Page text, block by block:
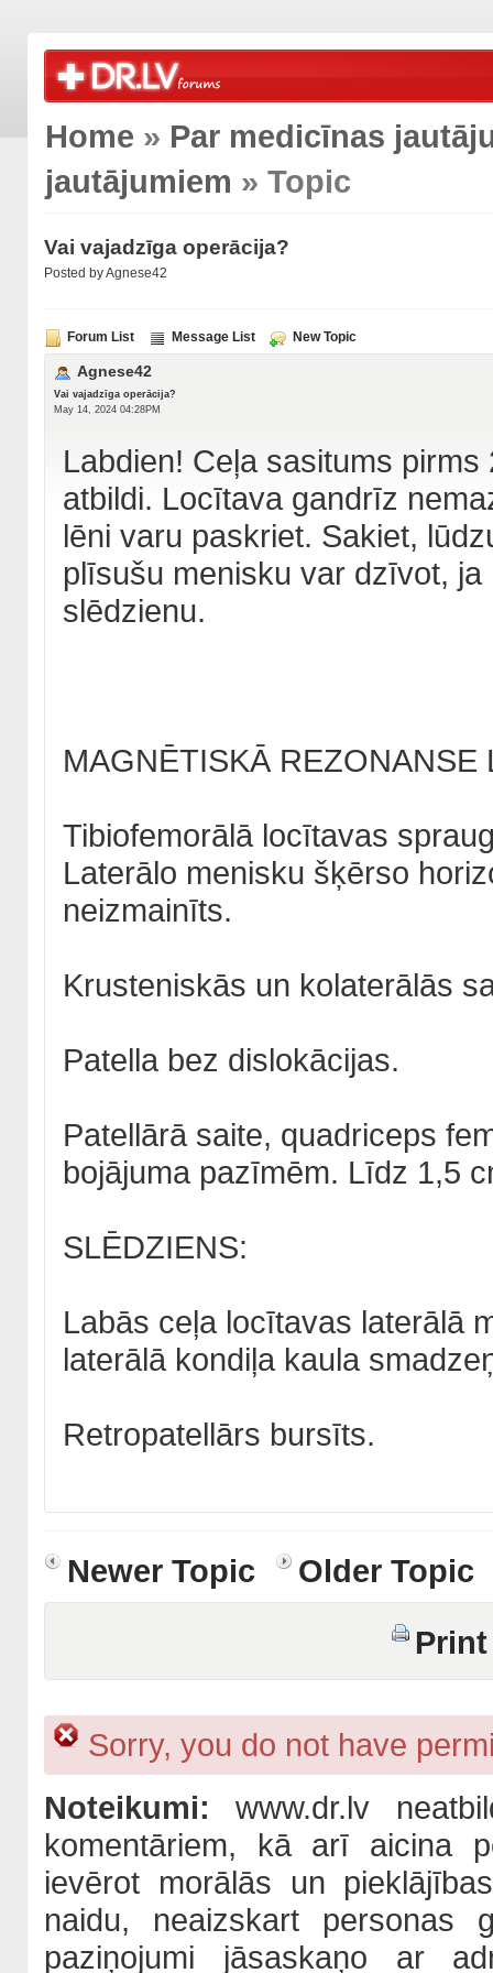
Home » Par medicīnas
jautājumiem » Topic
Vai vajadzīga operācija?
Posted by Agnese42
Forum List Message List New Topic
Agnese42
Vai vajadzīga operācija?
May 14, 2024 04:28PM
Labdien! Ceļa sasitums
atbildi. Locītava gandrīz
lēni varu paskriet. Sakiet,
plīsušu menisku var dzīvot,
slēdzienu.
MAGNĒTISKĀ REZONANSE
Tibiofemorālā locītavas
Laterālo menisku šķērso
neizmainīts.
Krusteniskās un kolaterālās
Patella bez dislokācijas.
Patellārā saite, quadriceps
bojājuma pazīmēm. Līdz 1,5
SLĒDZIENS:
Labās ceļa locītavas laterālā
laterālā kondiļa kaula
Retropatellārs bursīts.
Newer Topic
Older Topic
Sorry, you do not have
Noteikumi:www.dr.lv
komentāriem, kā arī aicina
ievērot morālās un
naidu, neaizskart personas
paziņojumi jāsaskaņo ar